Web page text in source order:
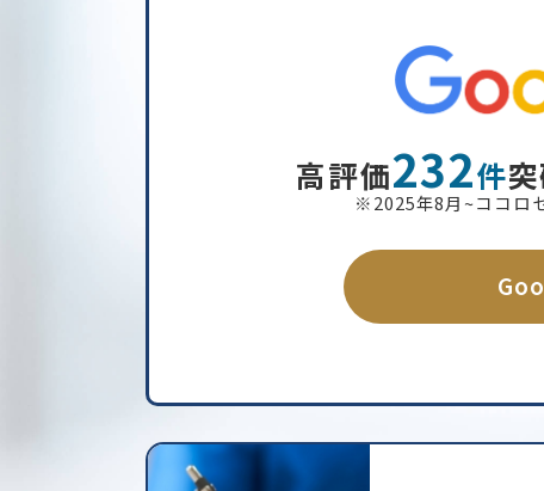
高評価232件突
※2025年8月~ココロ